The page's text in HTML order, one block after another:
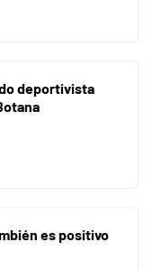
deportivista
es positivo